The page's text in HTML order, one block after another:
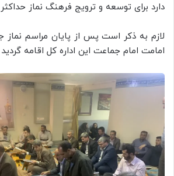
دارد برای توسعه و ترویج فرهنگ نماز حداکثر
لازم به ذکر است پس از پایان مراسم
امامت امام جماعت این اداره کل اقامه گردید